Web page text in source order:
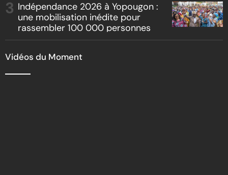
Indépendance 2026 à Yopougon :
une mobilisation inédite pour
rassembler 100 000 personnes
Vidéos du Moment